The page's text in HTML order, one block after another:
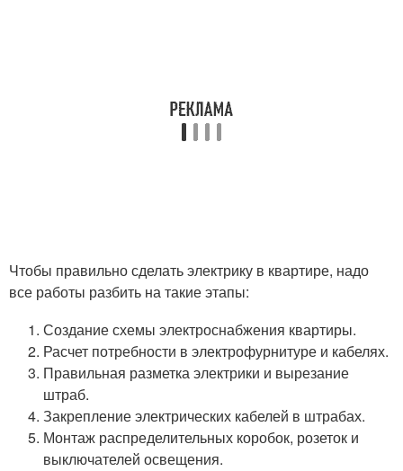
Чтобы правильно сделать электрику в квартире, надо
все работы разбить на такие этапы:
Создание схемы электроснабжения квартиры.
Расчет потребности в электрофурнитуре и кабелях.
Правильная разметка электрики и вырезание
штраб.
Закрепление электрических кабелей в штрабах.
Монтаж распределительных коробок, розеток и
выключателей освещения.